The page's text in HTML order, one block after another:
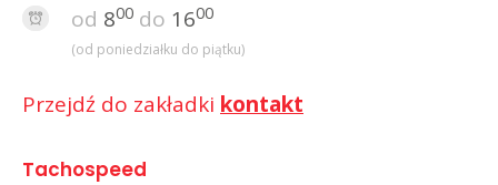
od 800 do 1600
(od poniedziałku do piątku)
Przejdź do zakładki kontakt
Tachospeed